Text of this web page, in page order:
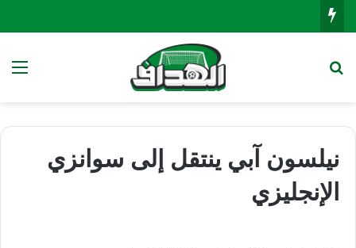
نيلسون آبي ينتقل إلى سوانزي
الإنجليزي